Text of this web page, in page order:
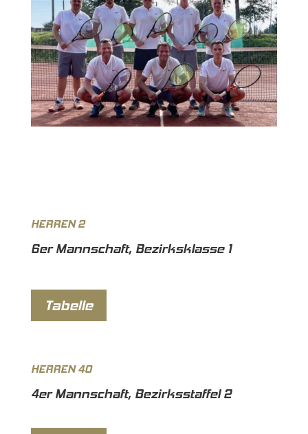
HERREN 2
6er Mannschaft, Bezirksklasse 1
Tabelle
HERREN 40
4er Mannschaft, Bezirksstaffel 2